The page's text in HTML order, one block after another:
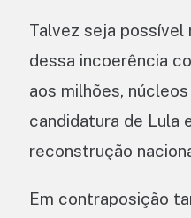
Talvez seja
dessa incoerência
aos milhões,
candidatura de Lula
reconstrução
Em contraposição